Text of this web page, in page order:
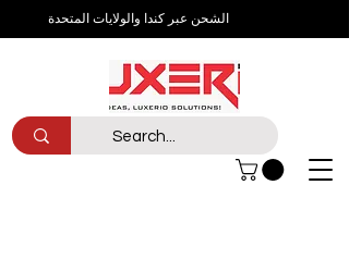
الشحن عبر كندا والولايات المتحدة